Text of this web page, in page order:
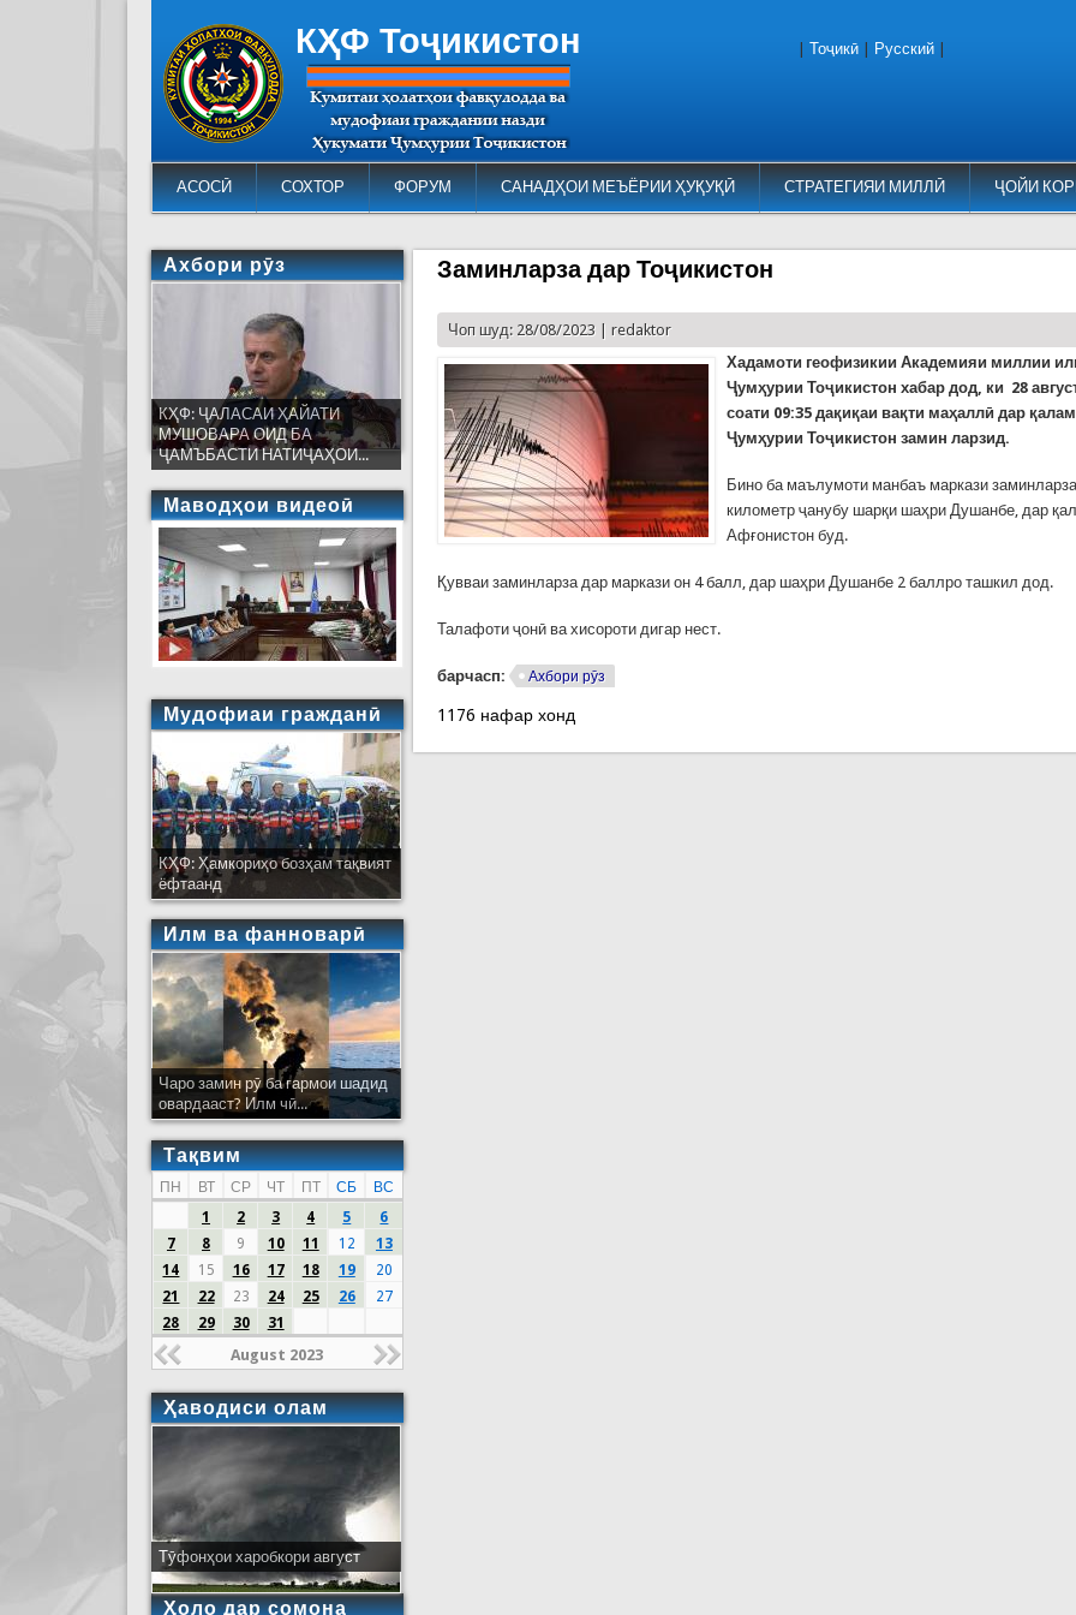
КҲФ Тоҷикистон
АСОСӢ СОХТОР ФОРУМ САНАДҲОИ МЕЪЁРИИ ҲУҚУҚӢ СТРАТЕГИЯИ МИЛЛӢ ҶОЙИ
Тоҷикӣ Русский
Заминларза дар Тоҷикистон
Чоп шуд: 28/08/2023 |redaktor
Хадамоти геофизикии Академияи миллии
Ҷумҳурии Тоҷикистон хабар дод, ки 28
соати 09:35 дақиқаи вақти маҳаллӣ дар
Ҷумҳурии Тоҷикистон замин ларзид.
Бино ба маълумоти манбаъ маркази
километр ҷанубу шарқи шаҳри Душанбе, дар
Афғонистон буд.
Қувваи заминларза дар маркази он 4 балл, дар шаҳри Душанбе 2 баллро ташкил дод.
Талафоти ҷонӣ ва хисороти дигар нест.
барчасп: Ахбори рӯз
1176 нафар хонд
Ахбори рӯз
КҲФ: ҶАЛАСАИ ҲАЙАТИ
МУШОВАРА ОИД БА
ҶАМЪБАСТИ НАТИҶАҲОИ...
Маводҳои видеоӣ
Мудофиаи гражданӣ
КҲФ: Ҳамкориҳо бозҳам тақвият
ёфтаанд
Илм ва фанноварӣ
Чаро замин рӯ ба гармои шадид
овардааст? Илм чӣ...
Тақвим
ПН ВТ СР ЧТ ПТ СБ
ВС
1
2 3 4 5
6
7
8 9 10 11 12
13
14
15 16 17 18 19
20
21
22 23 24 25 26
27
28
29 30 31
August 2023
Ҳаводиси олам
Тӯфонҳои харобкори август
Ҳоло дар сомона